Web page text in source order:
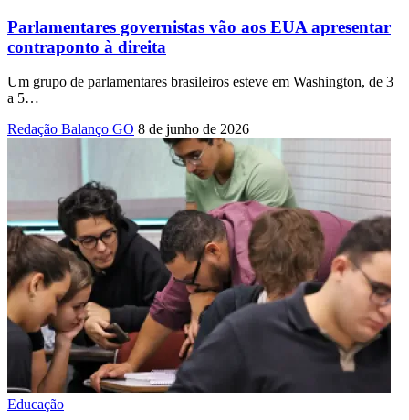
Parlamentares governistas vão aos EUA apresentar
contraponto à direita
Um grupo de parlamentares brasileiros esteve em Washington, de 3
a 5…
Redação Balanço GO 8 de junho de 2026
Educação